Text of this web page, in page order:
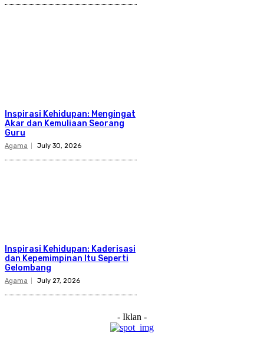
Inspirasi Kehidupan: Mengingat
Akar dan Kemuliaan Seorang
Guru
Agama July 30, 2026
Inspirasi Kehidupan: Kaderisasi
dan Kepemimpinan Itu Seperti
Gelombang
Agama July 27, 2026
- Iklan -